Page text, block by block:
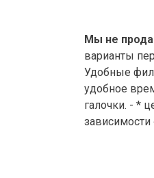
Мы не
варианты
Удобные
удобное
галочки. - *
зависимости